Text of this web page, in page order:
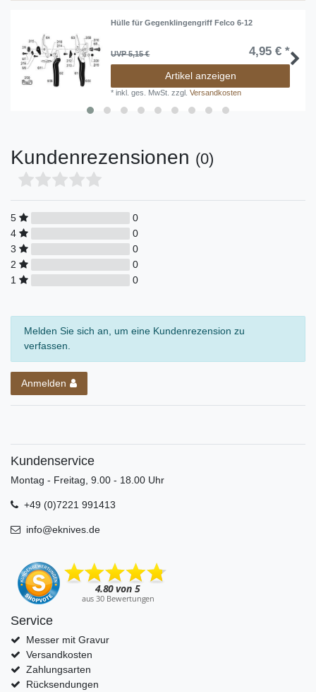
Hülle für Gegenklingengriff Felco 6-12
UVP 5,15 € 4,95 € *
Artikel anzeigen
*inkl. ges. MwSt. zzgl.Versandkosten
Kundenrezensionen (0)
5
0
4
0
3
0
2
0
1
0
Melden Sie sich an, um eine Kundenrezension zu
verfassen.
Anmelden
Kundenservice
Montag - Freitag, 9.00 - 18.00 Uhr
+49 (0)7221 991413
info@eknives.de
Service
Messer mit Gravur
Versandkosten
Zahlungsarten
Rücksendungen